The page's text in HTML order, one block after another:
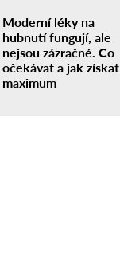
Moderní léky na
hubnutí fungují, ale
nejsou zázračné. Co
očekávat a jak získat
maximum